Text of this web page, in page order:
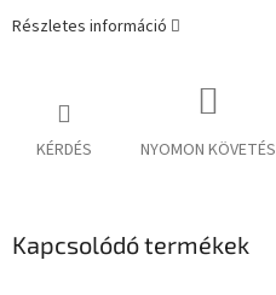
Részletes információ
KÉRDÉS NYOMON KÖVETÉS
Kapcsolódó termékek